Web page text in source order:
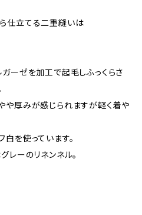
仕立てる二重縫いは
ーゼを加工で起毛しふっくらさ
や厚みが感じられますが軽く着や
を使っています。
レーのリネンネル。